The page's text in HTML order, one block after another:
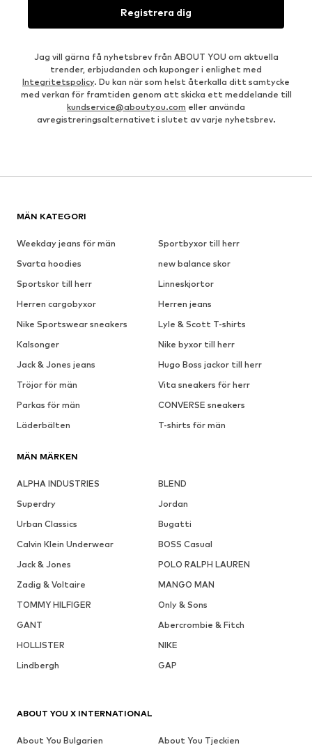
Registrera dig
Jag vill gärna få nyhetsbrev från ABOUT YOU om aktuella
trender, erbjudanden och kuponger i enlighet med
Integritetspolicy. Du kan när som helst återkalla ditt samtycke
med verkan för framtiden genom att skicka ett meddelande till
kundservice@aboutyou.com eller använda
avregistreringsalternativet i slutet av varje nyhetsbrev.
MÄN KATEGORI
Weekday jeans för män
Sportbyxor till herr
Svarta hoodies
new balance skor
Sportskor till herr
Linneskjortor
Herren cargobyxor
Herren jeans
Nike Sportswear sneakers
Lyle & Scott T-shirts
Kalsonger
Nike byxor till herr
Jack & Jones jeans
Hugo Boss jackor till herr
Tröjor för män
Vita sneakers för herr
Parkas för män
CONVERSE sneakers
Läderbälten
T-shirts för män
MÄN MÄRKEN
ALPHA INDUSTRIES
BLEND
Superdry
Jordan
Urban Classics
Bugatti
Calvin Klein Underwear
BOSS Casual
Jack & Jones
POLO RALPH LAUREN
Zadig & Voltaire
MANGO MAN
TOMMY HILFIGER
Only & Sons
GANT
Abercrombie & Fitch
HOLLISTER
NIKE
Lindbergh
GAP
ABOUT YOU X INTERNATIONAL
About You Bulgarien
About You Tjeckien